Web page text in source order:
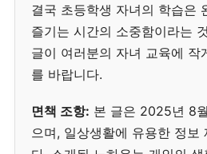
결국 초등학생 자녀의 학습은
즐기는 시간의 소중함이라는
글이 여러분의 자녀 교육에 작
를 바랍니다.
면책 조항: 본 글은 2025년 8
으며, 일상생활에 유용한 정보